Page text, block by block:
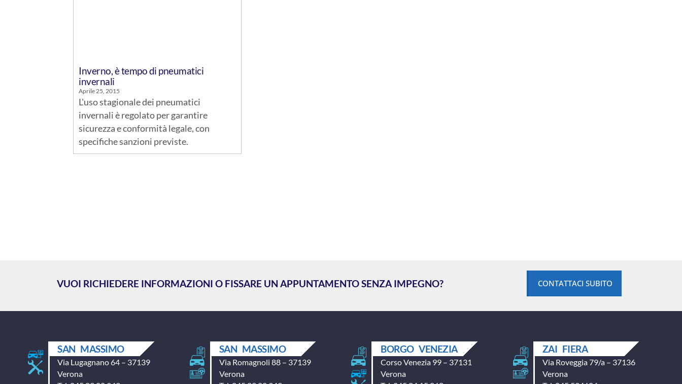
Inverno, è tempo di pneumatici
invernali
Aprile 25, 2015
L'uso stagionale dei pneumatici
invernali è regolato per garantire
sicurezza e conformità legale, con
specifiche sanzioni previste.
VUOI RICHIEDERE INFORMAZIONI O FISSARE UN APPUNTAMENTO SENZA IMPEGNO? CONTATTACI SUBITO
SAN MASSIMO
Via Lugagnano 64 – 37139
Verona
SAN MASSIMO
Via Romagnoli 88 – 37139
Verona
BORGO VENEZIA
Corso Venezia 99 – 37131
Verona
ZAI FIERA
Via Roveggia 79/a – 37136
Verona